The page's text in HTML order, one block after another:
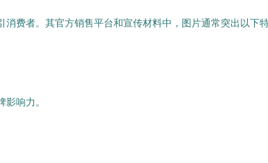
费者。其官方销售平台和宣传材料中，图片通常突出以下
响力。